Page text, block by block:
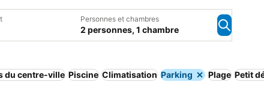
Personnes et chambres
2 personnes, 1 chambre
du centre-ville Piscine Climatisation Parking Plage Petit